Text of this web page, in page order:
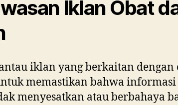
Iklan Obat
iklan yang berkaitan dengan
memastikan bahwa informasi
menyesatkan atau berbahaya